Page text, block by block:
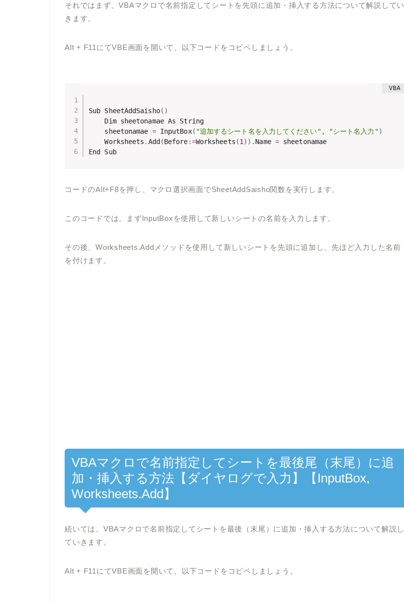
それではまず、VBAマクロで名前指定してシートを先頭に追加・挿入する方法について解説してい
きます。
Alt + F11にてVBE画面を開いて、以下コードをコピペしましょう。
Sub SheetAddSaisho( )
    Dim sheetonamae As String
    sheetonamae
= InputBox( "追加するシート名を入力してください" , "シート名入力")
    Worksheets
. Add(Before :=Worksheets (1 ) ) . Name = sheetonamae
End Sub
コードのAlt+F8を押し、マクロ選択画面でSheetAddSaisho関数を実行します。
このコードでは、まずInputBoxを使用して新しいシートの名前を入力します。
その後、Worksheets.Addメソッドを使用して新しいシートを先頭に追加し、先ほど入力した名前
を付けます。
VBAマクロで名前指定してシートを最後尾（末尾）に追
加・挿入する方法【ダイヤログで入力】【InputBox,
Worksheets.Add】
続いては、VBAマクロで名前指定してシートを最後（末尾）に追加・挿入する方法について解説し
ていきます。
Alt + F11にてVBE画面を開いて、以下コードをコピペしましょう。